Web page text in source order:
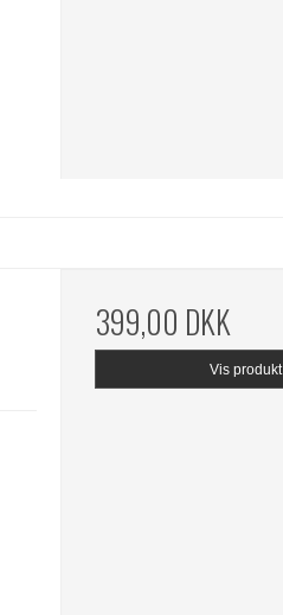
399,00 DKK
Vis produkt